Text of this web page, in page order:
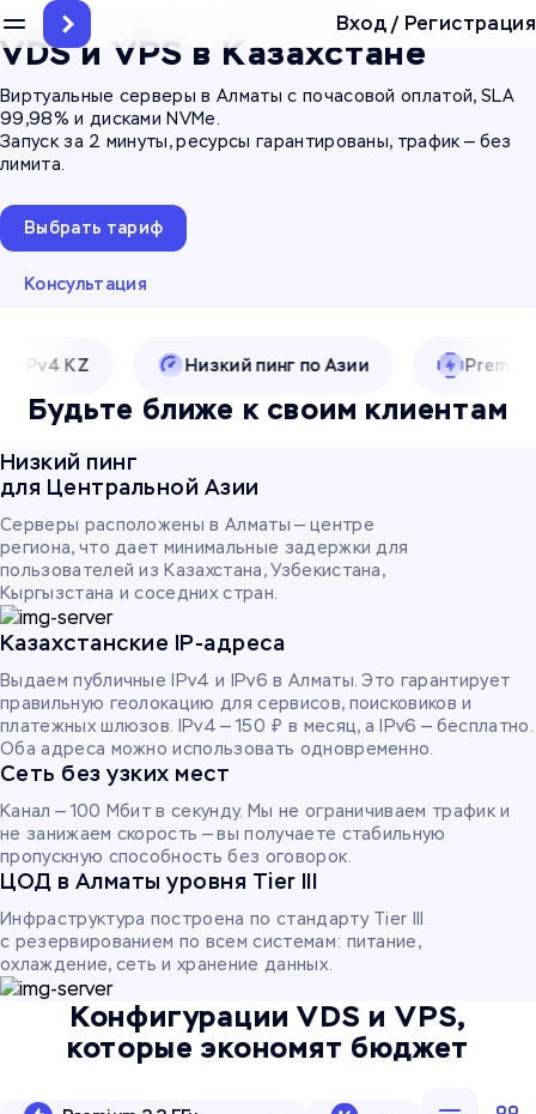
Вход/ Регистрация
Главная Все сервисы
VDS и VPS в Казахстане
Виртуальные серверы в Алматы с почасовой оплатой, SLA
99,98% и дисками NVMe.
Запуск за 2 минуты, ресурсы гарантированы, трафик — без
лимита.
Выбрать тариф
Консультация
KZ Низкий пинг по Азии Premium
Будьте ближе к своим клиентам
Низкий пинг
для Центральной Азии
Серверы расположены в Алматы — центре
региона, что дает минимальные задержки для
пользователей из Казахстана, Узбекистана,
Кыргызстана и соседних стран.
Казахстанские IP-адреса
Выдаем публичные IPv4 и IPv6 в Алматы. Это гарантирует
правильную геолокацию для сервисов, поисковиков и
платежных шлюзов. IPv4 — 150 ₽ в месяц, а IPv6 — бесплатно.
Оба адреса можно использовать одновременно.
Сеть без узких мест
Канал — 100 Мбит в секунду. Мы не ограничиваем трафик и
не занижаем скорость — вы получаете стабильную
пропускную способность без оговорок.
ЦОД в Алматы уровня Tier III
Инфраструктура построена по стандарту Tier III
с резервированием по всем системам: питание,
охлаждение, сеть и хранение данных.
Конфигурации VDS и VPS,
которые экономят бюджет